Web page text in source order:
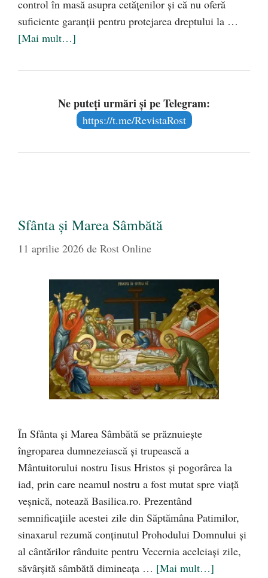
control în masă asupra cetățenilor și că nu oferă
suficiente garanții pentru protejarea dreptului la …
[Mai mult…]
Ne puteți urmări și pe Telegram:
https://t.me/RevistaRost
Sfânta și Marea Sâmbătă
11 aprilie 2026 de Rost Online
În Sfânta și Marea Sâmbătă se prăznuiește
îngroparea dumnezeiască și trupească a
Mântuitorului nostru Iisus Hristos și pogorârea la
iad, prin care neamul nostru a fost mutat spre viață
veșnică, notează Basilica.ro. Prezentând
semnificațiile acestei zile din Săptămâna Patimilor,
sinaxarul rezumă conținutul Prohodului Domnului și
al cântărilor rânduite pentru Vecernia aceleiași zile,
săvârșită sâmbătă dimineața … [Mai mult…]